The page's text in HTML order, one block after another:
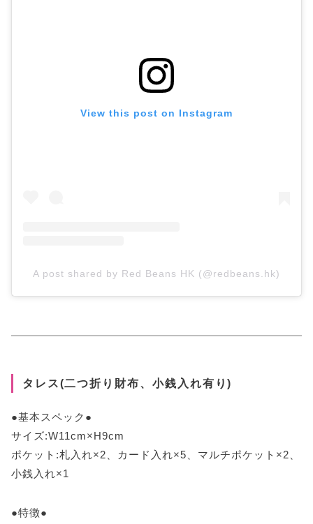
View this post on Instagram
A post shared by Red Beans HK (@redbeans.hk)
タレス(二つ折り財布、小銭入れ有り)
●基本スペック●
サイズ:W11cm×H9cm
ポケット:札入れ×2、カード入れ×5、マルチポケット×2、
小銭入れ×1
●特徴●